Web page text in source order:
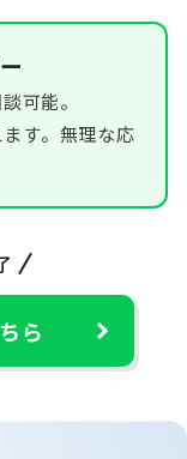
可能。
す。無理な応
ら